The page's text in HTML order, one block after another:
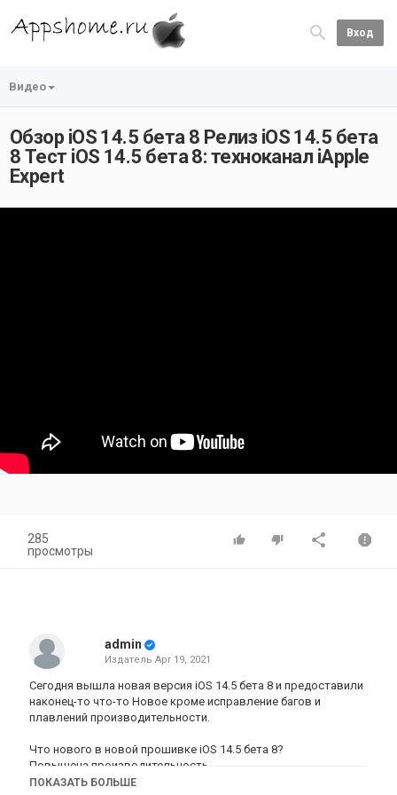
Вход
Видео
Обзор iOS 14.5 бета 8 Релиз iOS 14.5 бета
8 Тест iOS 14.5 бета 8: техноканал iApple
Expert
285
просмотры
admin
Издатель Apr 19, 2021
Сегодня вышла новая версия iOS 14.5 бета 8 и предоставили
наконец-то что-то Новое кроме исправление багов и
плавлений производительности.
Что нового в новой прошивке iOS 14.5 бета 8?
Повышена производительность
Повышена автономность
ПОКАЗАТЬ БОЛЬШЕ